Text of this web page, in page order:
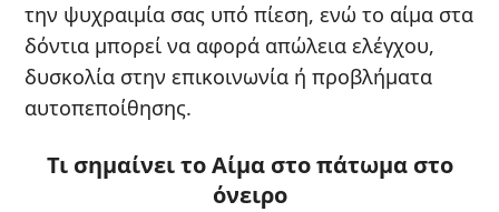
την ψυχραιμία σας υπό πίεση, ενώ το αίμα στα
δόντια μπορεί να αφορά απώλεια ελέγχου,
δυσκολία στην επικοινωνία ή προβλήματα
αυτοπεποίθησης.
Τι σημαίνει το Αίμα στο πάτωμα στο
όνειρο